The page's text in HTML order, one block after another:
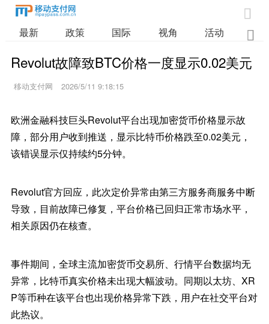

最新 政策 国际 视角 活动 业

Revolut故障致BTC价格一度显示0.02美元
移动支付网 2026/5/11 9:18:15
欧洲金融科技巨头Revolut平台出现加密货币价格显示故
障，部分用户收到推送，显示比特币价格跌至0.02美元，
该错误显示仅持续约5分钟。
Revolut官方回应，此次定价异常由第三方服务商服务中断
导致，目前故障已修复，平台价格已回归正常市场水平，
相关原因仍在核查。
事件期间，全球主流加密货币交易所、行情平台数据均无
异常，比特币真实价格未出现大幅波动。同期以太坊、XR
P等币种在该平台也出现价格异常下跌，用户在社交平台对
此热议。